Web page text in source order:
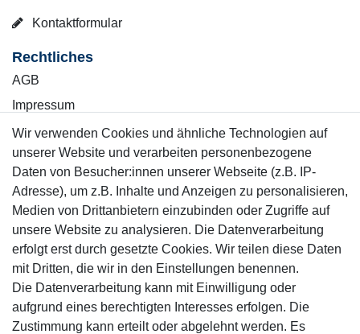
Kontaktformular
Rechtliches
AGB
Impressum
Wiederrufsrecht
Datenschutzerklärung
Vertrag widerrufen Kontakt
Informationen
Service
Blog
Zahlung & Versand
Wir verwenden Cookies und ähnliche Technologien auf
unserer Website und verarbeiten personenbezogene
Daten von Besucher:innen unserer Webseite (z.B. IP-
Adresse), um z.B. Inhalte und Anzeigen zu personalisieren,
Medien von Drittanbietern einzubinden oder Zugriffe auf
unsere Website zu analysieren. Die Datenverarbeitung
erfolgt erst durch gesetzte Cookies. Wir teilen diese Daten
mit Dritten, die wir in den Einstellungen benennen.
Die Datenverarbeitung kann mit Einwilligung oder
aufgrund eines berechtigten Interesses erfolgen. Die
Zustimmung kann erteilt oder abgelehnt werden. Es